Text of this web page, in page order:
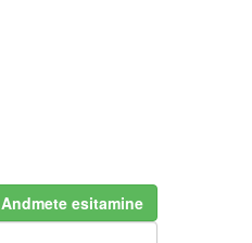
Andmete esitamine